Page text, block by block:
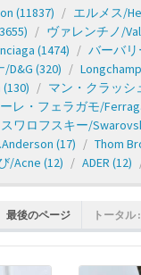
(11837) エルメス/
ヴァレンチノ/
(1474) バーバ
/D&G (320) Longchamp
(130) マン・クラッシ
レ・フェラガモ/
スワロフスキー/
(17) Thom
/Acne (12) ADER (12)
最後のページ トータル